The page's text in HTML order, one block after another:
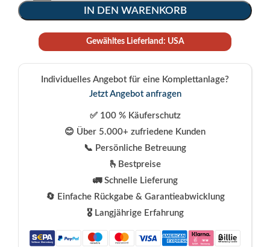
IN DEN WARENKORB
Gewähltes Lieferland: USA
Individuelles Angebot für eine Komplettanlage?
Jetzt Angebot anfragen
✅ 100 % Käuferschutz
😊 Über 5.000+ zufriedene Kunden
📞 Persönliche Betreuung
🫰Bestpreise
🚛 Schnelle Lieferung
🔄 Einfache Rückgabe & Garantieabwicklung
🎖️ Langjährige Erfahrung